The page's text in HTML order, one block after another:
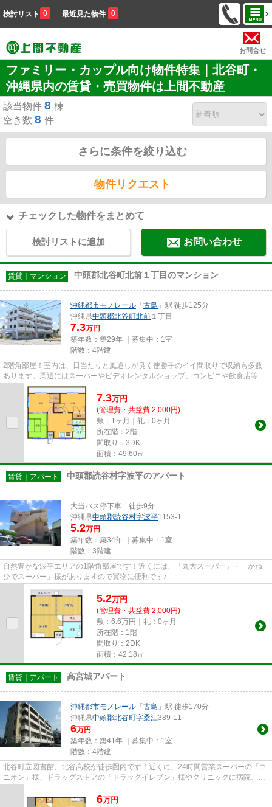
検討リスト 0 最近見た物件 0
お問合せ
ファミリー・カップル向け物件特集｜北谷町・
沖縄県内の賃貸・売買物件は上間不動産
該当物件 8 棟
空き数 8 件
さらに条件を絞り込む
物件リクエスト
チェックした物件をまとめて
検討リストに追加 お問い合わせ
賃貸｜マンション 中頭郡北谷町北前１丁目のマンション
沖縄都市モノレール 「 古島 」駅 徒歩125分
沖縄県中頭郡北谷町北前 １丁目
7.3万円
築年数：築29年 ｜募集中： 1室
階数：4階建
2階角部屋！室内は、日当たりと風通しが良く使勝手のイイ間取りで収納も多数
あります。周辺にはスーパーやビデオレンタルショップ、コンビニや飲食店等が
あり生活に便利な地域！
7.3万円
(管理費・共益費 2,000円)
敷：1ヶ月｜礼：0ヶ月
所在階：2階
間取り：3DK
面積：49.60㎡
賃貸｜アパート 中頭郡読谷村字波平のアパート
大当バス停下車 徒歩9分
沖縄県中頭郡読谷村字波平1153-1
5.2万円
築年数：築34年 ｜募集中： 1室
階数：3階建
自然豊かな波平エリアの1階角部屋です！近くには、「丸大スーパー」・「かね
ひでスーパー」様がありますので買物に便利です♪
5.2万円
(管理費・共益費 2,000円)
敷：6.6万円｜礼：0ヶ月
所在階：1階
間取り：2DK
面積：42.18㎡
賃貸｜アパート 高宮城アパート
沖縄都市モノレール 「 古島 」駅 徒歩170分
沖縄県中頭郡北谷町字桑江389-11
6万円
築年数：築41年 ｜募集中： 1室
階数：4階建
北谷町立図書館、北谷高校が徒歩圏内です！近くに、24時間営業スーパーの「ユ
ニオン」様、ドラッグストアの「ドラッグイレブン」様やクリニックに病院、飲
6万円